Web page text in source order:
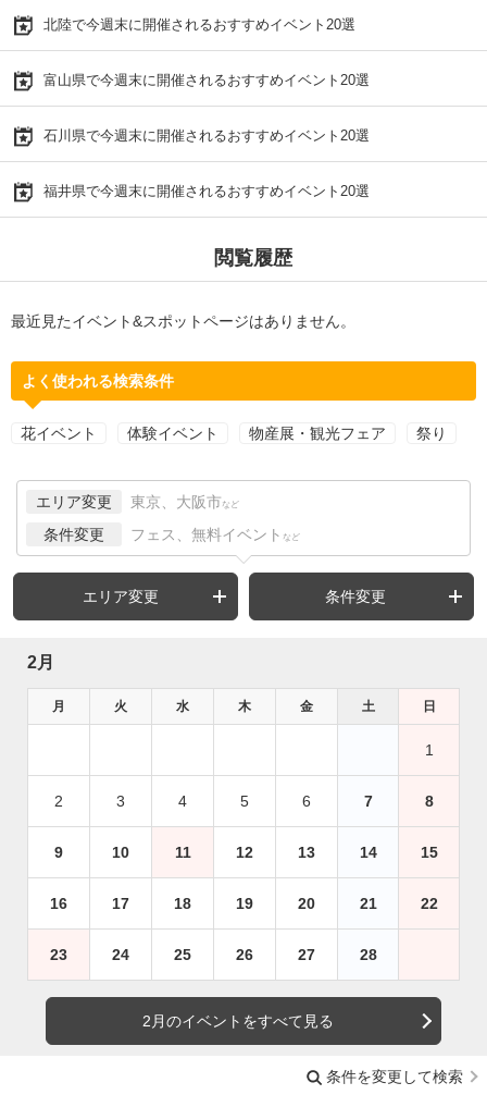
北陸で今週末に開催されるおすすめイベント20選
富山県で今週末に開催されるおすすめイベント20選
石川県で今週末に開催されるおすすめイベント20選
福井県で今週末に開催されるおすすめイベント20選
閲覧履歴
最近見たイベント&スポットページはありません。
よく使われる検索条件
花イベント 体験イベント 物産展・観光フェア 祭り
エリア変更 東京、大阪市 など
条件変更 フェス、無料イベント など
エリア変更 条件変更
2月
月 火 水 木 金 土 日
1
2 3 4 5 6 7 8
9 10 11 12 13 14 15
16 17 18 19 20 21 22
23 24 25 26 27 28
2月のイベントをすべて見る
条件を変更して検索